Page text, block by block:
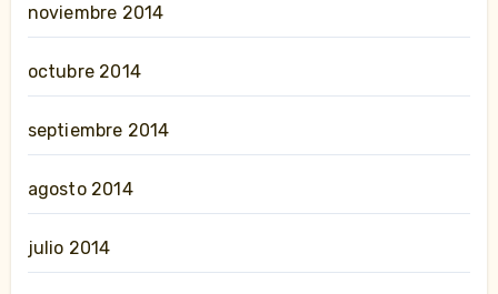
noviembre 2014
octubre 2014
septiembre 2014
agosto 2014
julio 2014